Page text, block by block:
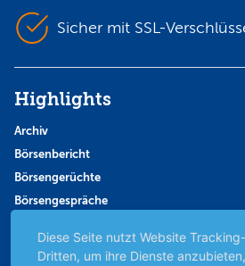
Sicher mit SSL-
Highlights
Archiv
Börsenbericht
Börsengerüchte
Börsengespräche
Diese Seite nutzt Website
Dritten, um ihre Dienste